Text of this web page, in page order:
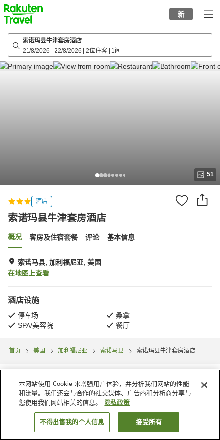
to
top
page
新
索诺玛县牛津套房酒店
21/8/2026 - 22/8/2026 2位住客 1间
51
酒店
索诺玛县牛津套房酒店
概况 客房及住宿套餐 评论 基本信息
索诺马县, 加利福尼亚, 美国
在地图上查看
酒店设施
停车场
桑拿
SPA/美容院
餐厅
首页 美国 加利福尼亚 索诺马县 索诺玛县牛津套房酒店
搜索客房
本网站使用 Cookie 来增强用户体验，并分析我们网站的性能
和流量。我们还会与合作的社交媒体、广告商和分析商分享与
您使用我们网站相关的信息。
隐私政策
不得出售我的个人信息 接受所有